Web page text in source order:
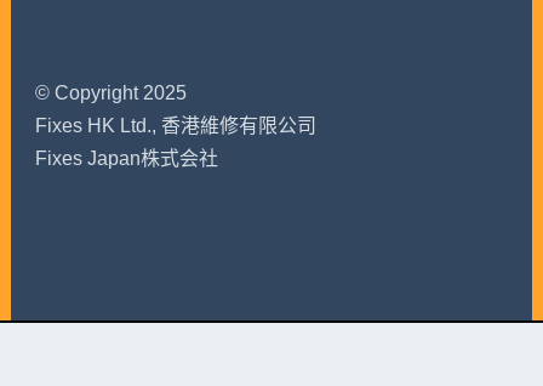
© Copyright 2025
Fixes HK Ltd., 香港維修有限公司
Fixes Japan株式会社